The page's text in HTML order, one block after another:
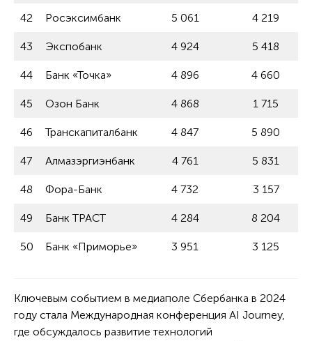
42 Росэксимбанк 5 061 4 219
43 Экспобанк 4 924 5 418
44 Банк «Точка» 4 896 4 660
45 Озон Банк 4 868 1 715
46 Транскапиталбанк 4 847 5 890
47 Алмазэргиэнбанк 4 761 5 831
48 Фора-Банк 4 732 3 157
49 Банк ТРАСТ 4 284 8 204
50 Банк «Приморье» 3 951 3 125
Ключевым событием в медиаполе Сбербанка в 2024
году стала Международная конференция AI Journey,
где обсуждалось развитие технологий